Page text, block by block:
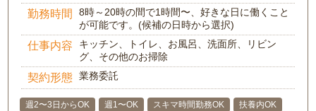
勤務時間
8時～20時の間で1時間〜、好きな日に働くこと
が可能です。(候補の日時から選択)
仕事内容
キッチン、トイレ、お風呂、洗面所、リビン
グ、その他のお掃除
契約形態 業務委託
週2〜3日からOK 週1〜OK スキマ時間勤務OK
扶養内OK